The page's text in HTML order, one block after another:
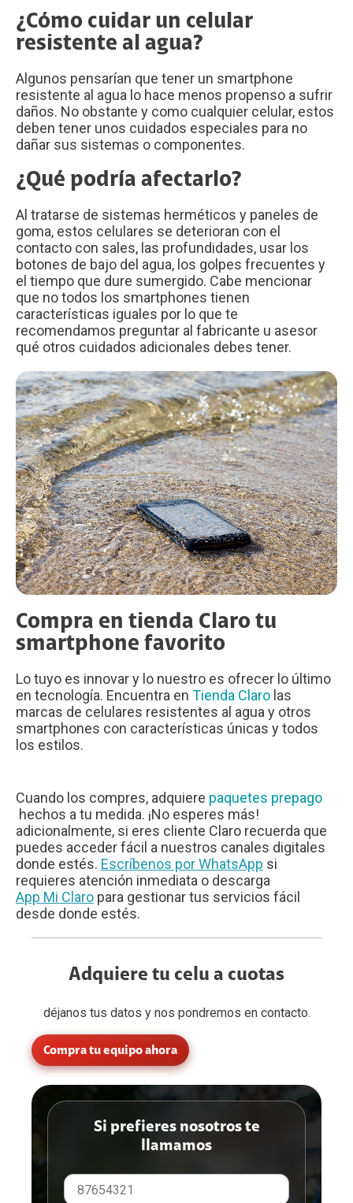
¿Cómo cuidar un celular
resistente al agua?
Algunos pensarían que tener un smartphone
resistente al agua lo hace menos propenso a sufrir
daños. No obstante y como cualquier celular, estos
deben tener unos cuidados especiales para no
dañar sus sistemas o componentes.
¿Qué podría afectarlo?
Al tratarse de sistemas herméticos y paneles de
goma, estos celulares se deterioran con el
contacto con sales, las profundidades, usar los
botones de bajo del agua, los golpes frecuentes y
el tiempo que dure sumergido. Cabe mencionar
que no todos los smartphones tienen
características iguales por lo que te
recomendamos preguntar al fabricante u asesor
qué otros cuidados adicionales debes tener.
Compra en tienda Claro tu
smartphone favorito
Lo tuyo es innovar y lo nuestro es ofrecer lo último
en tecnología. Encuentra en Tienda Claro las
marcas de celulares resistentes al agua y otros
smartphones con características únicas y todos
los estilos.
Cuando los compres, adquiere paquetes prepago
hechos a tu medida. ¡No esperes más!
adicionalmente, si eres cliente Claro recuerda que
puedes acceder fácil a nuestros canales digitales
donde estés. Escríbenos por WhatsApp si
requieres atención inmediata o descarga
App Mi Claro para gestionar tus servicios fácil
desde donde estés.
Adquiere tu celu a cuotas
déjanos tus datos y nos pondremos en contacto.
Compra tu equipo ahora
Si prefieres nosotros te
llamamos